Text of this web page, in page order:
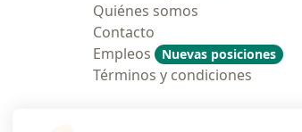
Quiénes somos
Contacto
Empleos
Nuevas posiciones
Términos y condiciones